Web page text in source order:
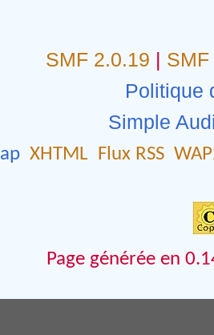
SMF 2.0.19 |
Politique
Simple
XHTML Flux RSS
Page générée en